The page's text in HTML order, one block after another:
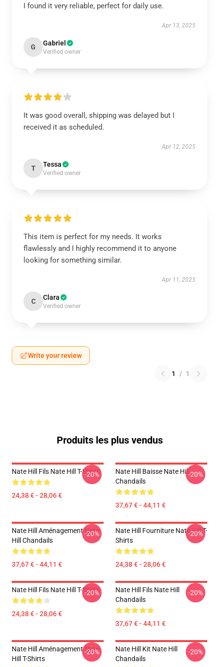
I found it very reliable, perfect for daily use.
Apr 13, 2025
G Gabriel
Verified owner
It was good overall, shipping was delayed but I
received it as scheduled.
Apr 12, 2025
T Tessa
Verified owner
This item is perfect for my needs. It works
flawlessly and I highly recommend it to anyone
looking for something similar.
Apr 11, 2025
C Clara
Verified owner
Write your review
1 / 1
Produits les plus vendus
Nate Hill Fils Nate Hill T-Shirts
24,38 € - 28,06 €
-20%
Nate Hill Baisse Nate Hill
Chandails
37,67 € - 44,11 €
-20%
Nate Hill Aménagement Nate
Hill Chandails
37,67 € - 44,11 €
-20%
Nate Hill Fourniture Nate Hill T-
Shirts
24,38 € - 28,06 €
-20%
Nate Hill Fils Nate Hill T-Shirts
24,38 € - 28,06 €
-20%
Nate Hill Fils Nate Hill
Chandails
37,67 € - 44,11 €
-20%
Nate Hill Aménagement Nate
Hill T-Shirts
-20%
Nate Hill Kit Nate Hill
Chandails
-20%